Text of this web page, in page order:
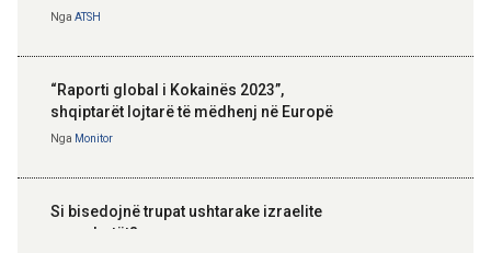
Nga ATSH
“Raporti global i Kokainës 2023”,
shqiptarët lojtarë të mëdhenj në Europë
Nga Monitor
Si bisedojnë trupat ushtarake izraelite
me robotët?